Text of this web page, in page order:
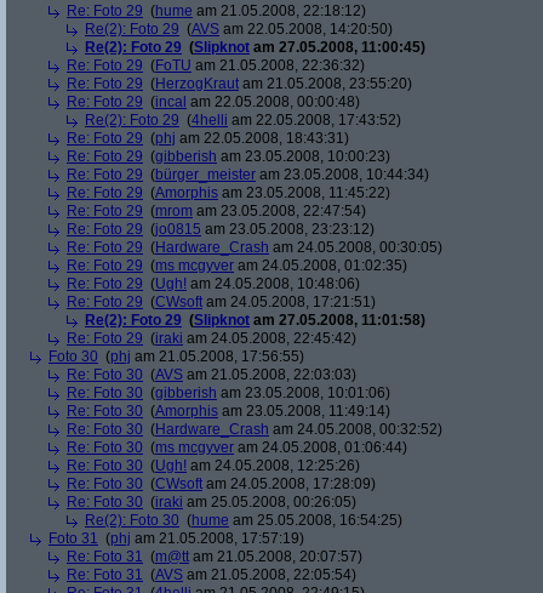
Re: Foto 29 (hume am 21.05.2008, 22:18:12)
Re(2): Foto 29 (AVS am 22.05.2008, 14:20:50)
Re(2): Foto 29 (Slipknot am 27.05.2008, 11:00:45)
Re: Foto 29 (FoTU am 21.05.2008, 22:36:32)
Re: Foto 29 (HerzogKraut am 21.05.2008, 23:55:20)
Re: Foto 29 (incal am 22.05.2008, 00:00:48)
Re(2): Foto 29 (4helli am 22.05.2008, 17:43:52)
Re: Foto 29 (phj am 22.05.2008, 18:43:31)
Re: Foto 29 (gibberish am 23.05.2008, 10:00:23)
Re: Foto 29 (bürger_meister am 23.05.2008, 10:44:34)
Re: Foto 29 (Amorphis am 23.05.2008, 11:45:22)
Re: Foto 29 (mrom am 23.05.2008, 22:47:54)
Re: Foto 29 (jo0815 am 23.05.2008, 23:23:12)
Re: Foto 29 (Hardware_Crash am 24.05.2008, 00:30:05)
Re: Foto 29 (ms mcgyver am 24.05.2008, 01:02:35)
Re: Foto 29 (Ugh! am 24.05.2008, 10:48:06)
Re: Foto 29 (CWsoft am 24.05.2008, 17:21:51)
Re(2): Foto 29 (Slipknot am 27.05.2008, 11:01:58)
Re: Foto 29 (iraki am 24.05.2008, 22:45:42)
Foto 30 (phj am 21.05.2008, 17:56:55)
Re: Foto 30 (AVS am 21.05.2008, 22:03:03)
Re: Foto 30 (gibberish am 23.05.2008, 10:01:06)
Re: Foto 30 (Amorphis am 23.05.2008, 11:49:14)
Re: Foto 30 (Hardware_Crash am 24.05.2008, 00:32:52)
Re: Foto 30 (ms mcgyver am 24.05.2008, 01:06:44)
Re: Foto 30 (Ugh! am 24.05.2008, 12:25:26)
Re: Foto 30 (CWsoft am 24.05.2008, 17:28:09)
Re: Foto 30 (iraki am 25.05.2008, 00:26:05)
Re(2): Foto 30 (hume am 25.05.2008, 16:54:25)
Foto 31 (phj am 21.05.2008, 17:57:19)
Re: Foto 31 (m@tt am 21.05.2008, 20:07:57)
Re: Foto 31 (AVS am 21.05.2008, 22:05:54)